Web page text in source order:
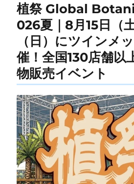
植祭 Global
026夏｜8月15日（
（日）にツインメ
催！全国130店舗以
物販売イベント